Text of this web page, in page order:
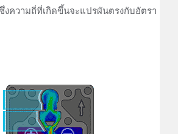
งความถี่ที่เกิดขึ้นจะแปรผันตรงกับอัตรา